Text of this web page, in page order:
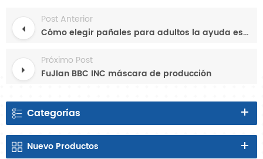
Post Anterior
Cómo elegir pañales para adultos la ayuda está aquí.
Próximo Post
FuJIan BBC INC máscara de producción
Categorías
Nuevo Productos